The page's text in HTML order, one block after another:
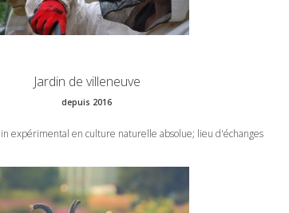
Jardin de villeneuve
depuis 2016
expérimental en culture naturelle absolue; lieu d'échanges